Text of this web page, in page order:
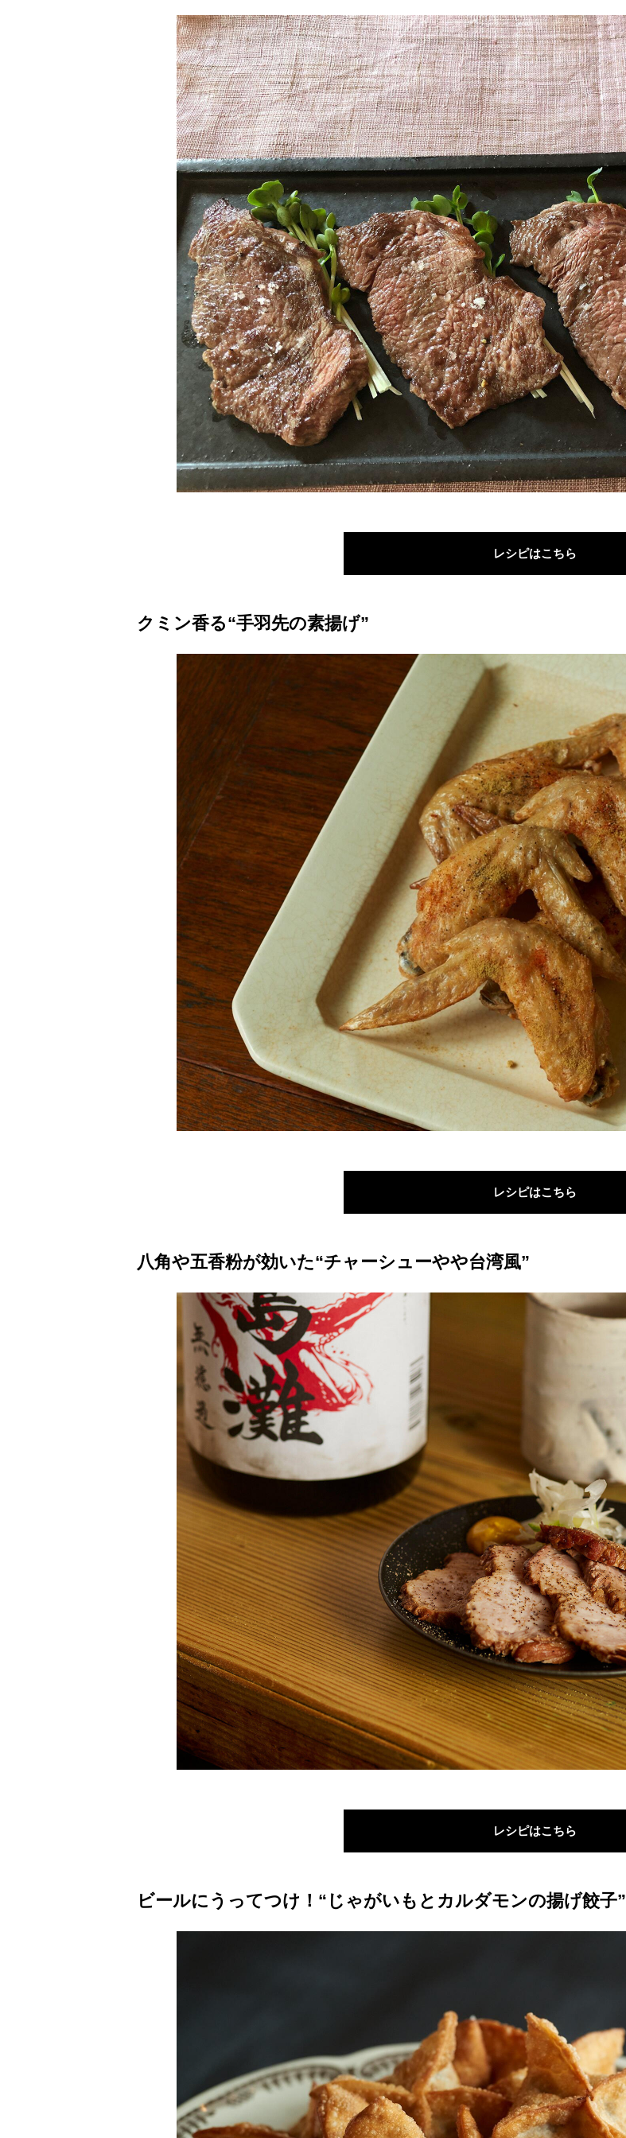
レシピはこちら
クミン香る“手羽先の素揚げ”
レシピはこちら
八角や五香粉が効いた“チャーシューやや台湾風”
レシピはこちら
ビールにうってつけ！“じゃがいもとカルダモンの揚げ餃子”